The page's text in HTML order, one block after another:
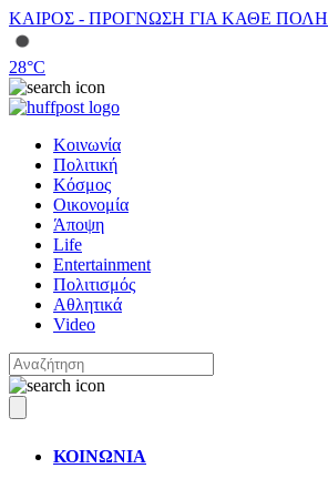
ΚΑΙΡΟΣ - ΠΡΟΓΝΩΣΗ ΓΙΑ ΚΑΘΕ ΠΟΛΗ
28°C
Κοινωνία
Πολιτική
Κόσμος
Οικονομία
Άποψη
Life
Entertainment
Πολιτισμός
Αθλητικά
Video
ΚΟΙΝΩΝΙΑ